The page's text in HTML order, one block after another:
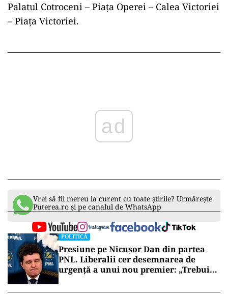
Palatul Cotroceni – Piaţa Operei – Calea Victoriei
– Piaţa Victoriei.
ad
Vrei să fii mereu la curent cu toate știrile? Urmărește
Puterea.ro și pe canalul de WhatsApp
POLITICĂ
Presiune pe Nicușor Dan din partea
PNL. Liberalii cer desemnarea de
urgență a unui nou premier: „Trebuie